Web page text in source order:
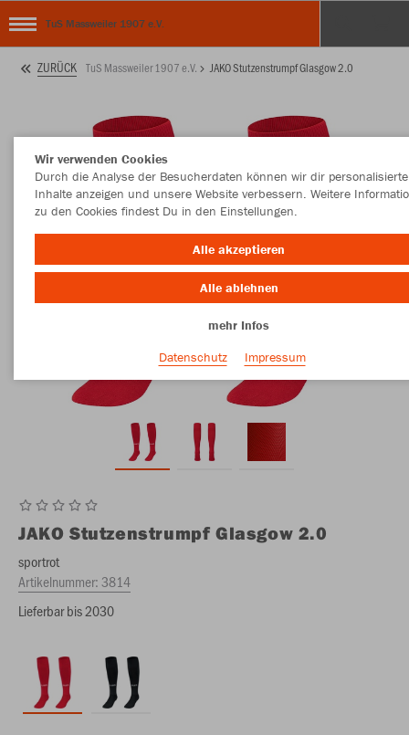
TuS Massweiler 1907 e.V.
ZURÜCK TuS Massweiler 1907 e.V. JAKO Stutzenstrumpf Glasgow 2.0
JAKO Stutzenstrumpf Glasgow 2.0
sportrot
Artikelnummer:3814
Lieferbar bis 2030
Wir verwenden Cookies
Durch die Analyse der Besucherdaten können wir dir personalisierte
Inhalte anzeigen und unsere Website verbessern. Weitere
zu den Cookies findest Du in den Einstellungen.
Alle akzeptieren
Alle ablehnen
mehr Infos
Datenschutz
Impressum